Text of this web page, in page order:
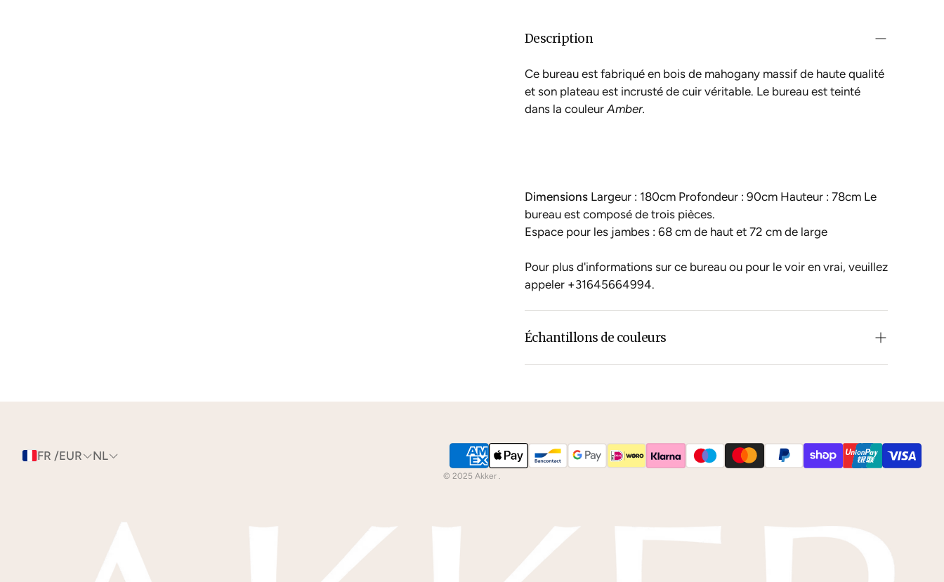
Description
Ce bureau est fabriqué en bois de mahogany massif de haute qualité
et son plateau est incrusté de cuir véritable. Le bureau est teinté
dans la couleurAmber.
DimensionsLargeur : 180cm Profondeur : 90cm Hauteur : 78cm Le
bureau est composé de trois pièces.
Espace pour les jambes : 68 cm de haut et 72 cm de large
Pour plus d'informations sur ce bureau ou pour le voir en vrai, veuillez
appeler+31645664994.
Échantillons de couleurs
FR /EUR NL
© 2025 Akker .